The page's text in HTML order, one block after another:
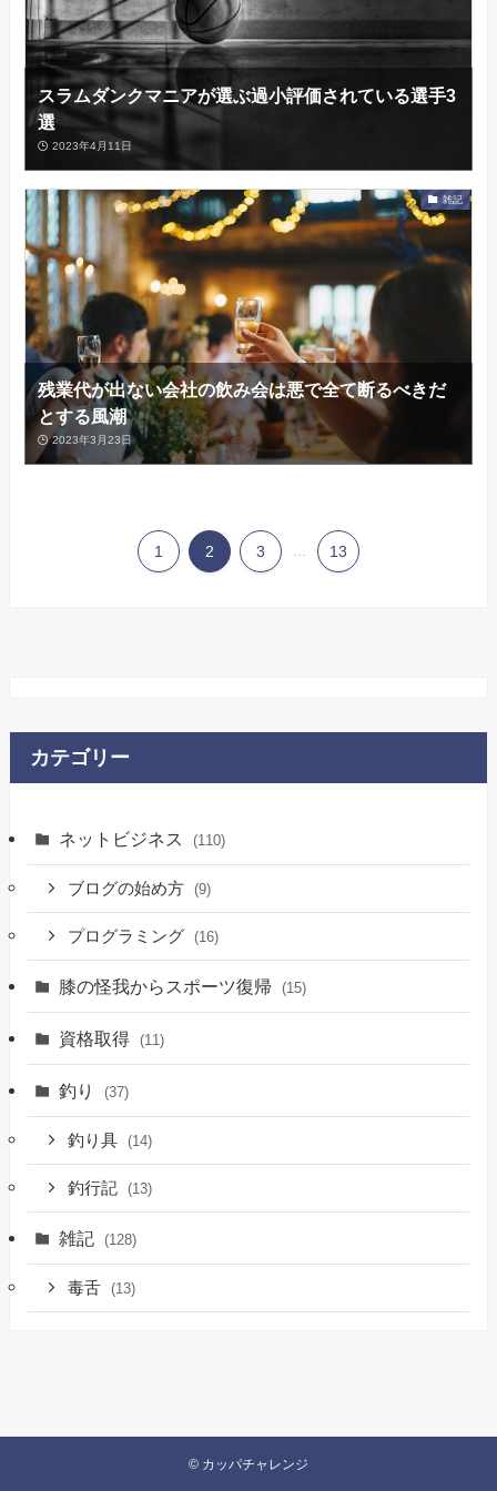
スラムダンクマニアが選ぶ過小評価されている選手3
選
2023年4月11日
雑記
残業代が出ない会社の飲み会は悪で全て断るべきだ
とする風潮
2023年3月23日
1 2 3 ... 13
カテゴリー
ネットビジネス (110)
ブログの始め方 (9)
プログラミング (16)
膝の怪我からスポーツ復帰 (15)
資格取得 (11)
釣り (37)
釣り具 (14)
釣行記 (13)
雑記 (128)
毒舌 (13)
© カッパチャレンジ